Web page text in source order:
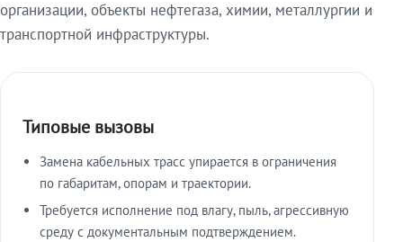
организации, объекты нефтегаза, химии, металлургии и
транспортной инфраструктуры.
Типовые вызовы
Замена кабельных трасс упирается в ограничения
по габаритам, опорам и траектории.
Требуется исполнение под влагу, пыль, агрессивную
среду с документальным подтверждением.